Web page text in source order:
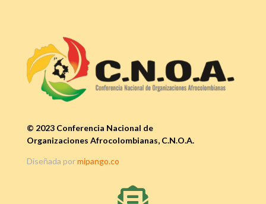
© 2023 Conferencia Nacional de
Organizaciones Afrocolombianas, C.N.O.A.
Diseñada pormipango.co